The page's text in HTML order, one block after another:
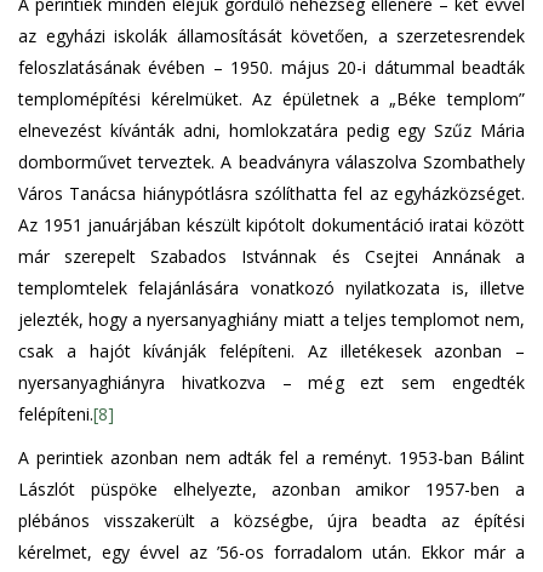
az egyházi iskolák államosítását követően, a szerzetesrendek
feloszlatásának évében – 1950. május 20-i dátummal beadták
templomépítési kérelmüket. Az épületnek a „Béke templom”
elnevezést kívánták adni, homlokzatára pedig egy Szűz Mária
domborművet terveztek. A beadványra válaszolva Szombathely
Város Tanácsa hiánypótlásra szólíthatta fel az egyházközséget.
Az 1951 januárjában készült kipótolt dokumentáció iratai között
már szerepelt Szabados Istvánnak és Csejtei Annának a
templomtelek felajánlására vonatkozó nyilatkozata is, illetve
jelezték, hogy a nyersanyaghiány miatt a teljes templomot nem,
csak a hajót kívánják felépíteni. Az illetékesek azonban –
nyersanyaghiányra hivatkozva – még ezt sem engedték
felépíteni.[8]
A perintiek azonban nem adták fel a reményt. 1953-ban Bálint
Lászlót püspöke elhelyezte, azonban amikor 1957-ben a
plébános visszakerült a községbe, újra beadta az építési
kérelmet, egy évvel az ’56-os forradalom után. Ekkor már a